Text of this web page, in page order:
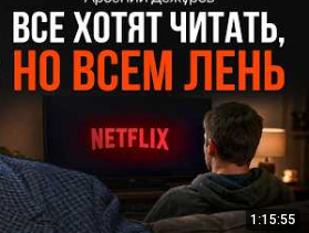
1:15:55